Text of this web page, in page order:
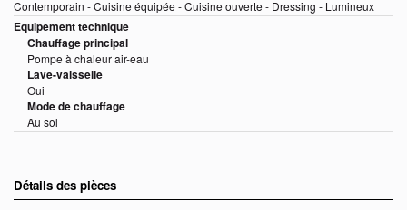
Contemporain - Cuisine équipée - Cuisine ouverte - Dressing - Lumineux
Equipement technique
Chauffage principal
Pompe à chaleur air-eau
Lave-vaisselle
Oui
Mode de chauffage
Au sol
Détails des pièces